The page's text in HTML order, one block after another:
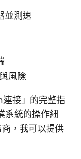
並測速
風險
接」的完整指
系統的操作細
，我可以提供